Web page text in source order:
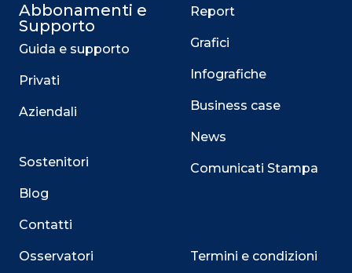
Abbonamenti e
Supporto
Guida e supporto
Privati
Aziendali
Sostenitori
Blog
Contatti
Osservatori
Report
Grafici
Infografiche
Business case
News
Comunicati Stampa
Termini e condizioni